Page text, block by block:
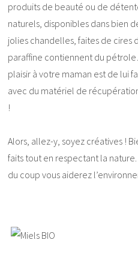
produits de beauté ou de
naturels, disponibles dans bien
jolies chandelles, faites de cires
paraffine contiennent du
plaisir à votre maman est de lui
avec du matériel de
!
Alors, allez-y, soyez créatives !
faits tout en respectant la
du coup vous aiderez